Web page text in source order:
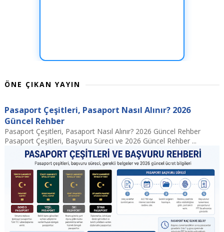
ÖNE ÇIKAN YAYIN
Pasaport Çeşitleri, Pasaport Nasıl Alınır? 2026
Güncel Rehber
Pasaport Çeşitleri, Pasaport Nasıl Alınır? 2026 Güncel Rehber
Pasaport Çeşitleri, Başvuru Süreci ve 2026 Güncel Rehber ...